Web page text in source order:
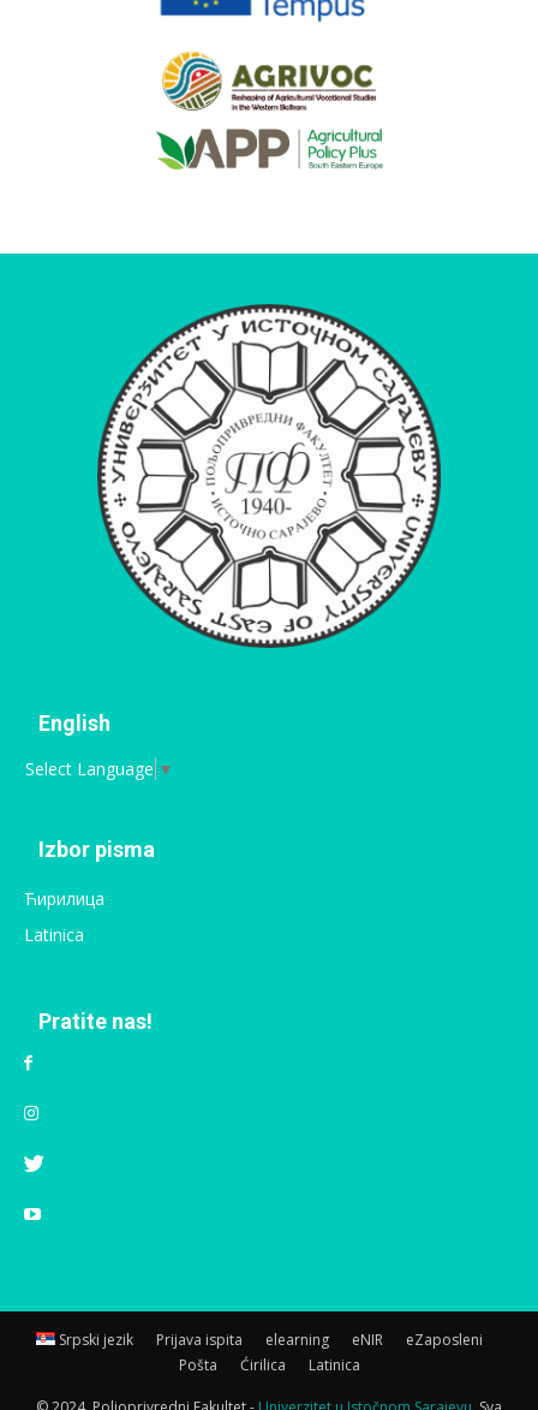
English
Select Language ▼
Izbor pisma
Ћирилица
Latinica
Pratite nas!
Srpski jezik Prijava ispita elearning eNIR
eZaposleni
Pošta
Ćirilica Latinica